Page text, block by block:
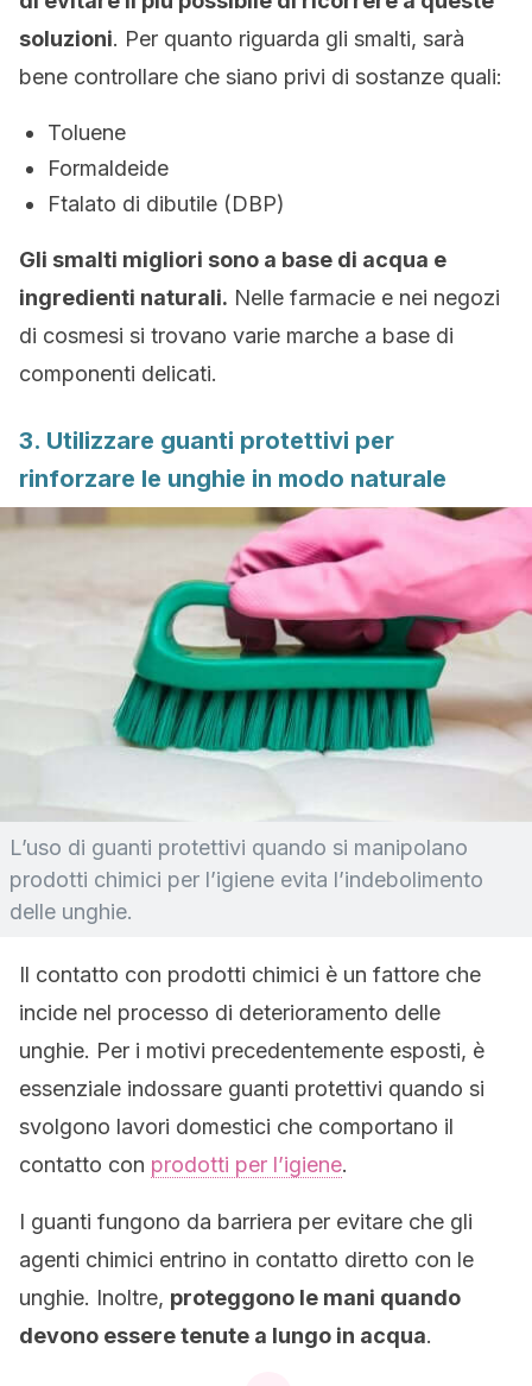
soluzioni. Per quanto riguarda gli smalti, sarà
bene controllare che siano privi di sostanze quali:
Toluene
Formaldeide
Ftalato di dibutile (DBP)
Gli smalti migliori sono a base di acqua e
ingredienti naturali. Nelle farmacie e nei negozi
di cosmesi si trovano varie marche a base di
componenti delicati.
3. Utilizzare guanti protettivi per
rinforzare le unghie in modo naturale
L’uso di guanti protettivi quando si manipolano
prodotti chimici per l’igiene evita l’indebolimento
delle unghie.
Il contatto con prodotti chimici è un fattore che
incide nel processo di deterioramento delle
unghie. Per i motivi precedentemente esposti, è
essenziale indossare guanti protettivi quando si
svolgono lavori domestici che comportano il
contatto con prodotti per l’igiene.
I guanti fungono da barriera per evitare che gli
agenti chimici entrino in contatto diretto con le
unghie. Inoltre, proteggono le mani quando
devono essere tenute a lungo in acqua.